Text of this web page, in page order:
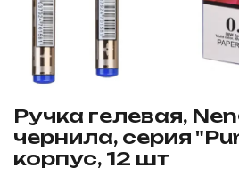
Ручка гелевая,
чернила, серия
корпус, 12 шт